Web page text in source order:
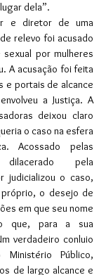
dela”.
e diretor de uma
relevo foi acusado
por mulheres
A acusação foi feita
e portais de alcance
a Justiça. A
deixou claro
o caso na esfera
Acossado pelas
pela
judicializou o caso,
o desejo de
em que seu nome
que, para a sua
verdadeiro conluio
Público,
de largo alcance e